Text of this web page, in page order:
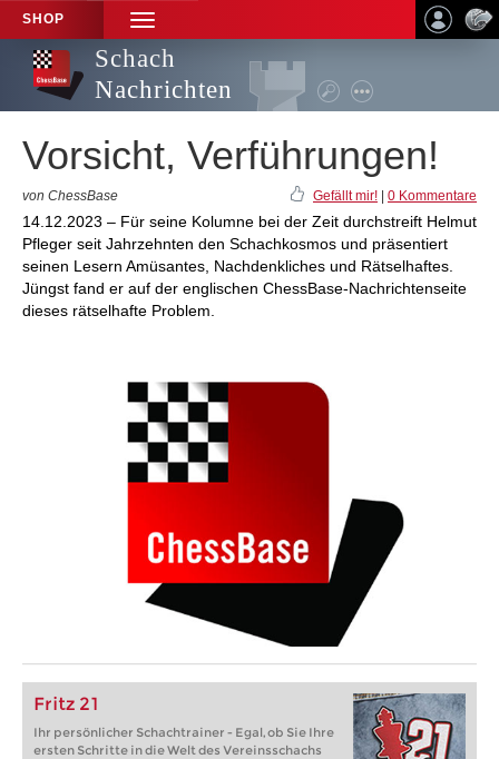
SHOP
TOGGLE
NAVIGATION
Schach
Nachrichten
Vorsicht, Verführungen!
von ChessBase Gefällt mir! 0 Kommentare
14.12.2023 – Für seine Kolumne bei der Zeit durchstreift Helmut
Pfleger seit Jahrzehnten den Schachkosmos und präsentiert
seinen Lesern Amüsantes, Nachdenkliches und Rätselhaftes.
Jüngst fand er auf der englischen ChessBase-Nachrichtenseite
dieses rätselhafte Problem.
Fritz 21
Ihr persönlicher Schachtrainer - Egal, ob Sie Ihre
ersten Schritte in die Welt des Vereinsschachs